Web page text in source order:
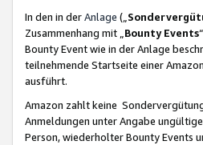
In den in derAnlage („
Zusammenhang mit „ Bounty Events
Bounty Event wie in der Anlage
teilnehmende Startseite einer
ausführt.
Amazon zahlt keine
Anmeldungen unter Angabe
Person, wiederholter Bounty Events